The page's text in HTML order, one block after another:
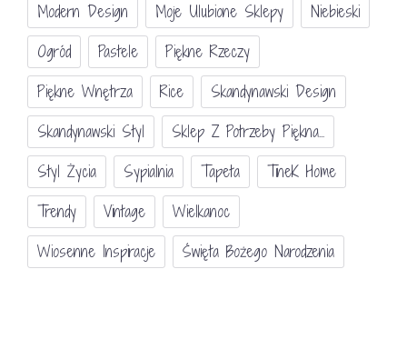
Modern Design
Moje Ulubione Sklepy
Niebieski
Ogród
Pastele
Piękne Rzeczy
Piękne Wnętrza
Rice
Skandynawski Design
Skandynawski Styl
Sklep Z Potrzeby Piękna...
Styl Życia
Sypialnia Tapeta
TineK Home
Trendy
Vintage
Wielkanoc
Wiosenne Inspiracje
Święta Bożego Narodzenia